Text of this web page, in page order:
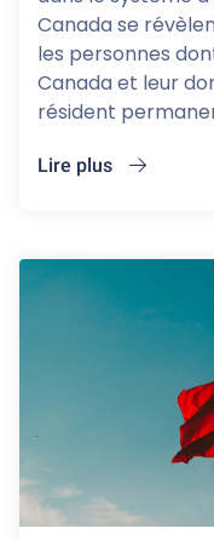
Canada se
les personnes
Canada et leur
résident
Lire plus